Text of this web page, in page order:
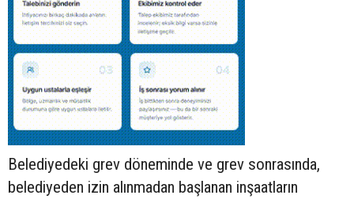
Belediyedeki grev döneminde ve grev sonrasında,
belediyeden izin alınmadan başlanan inşaatların